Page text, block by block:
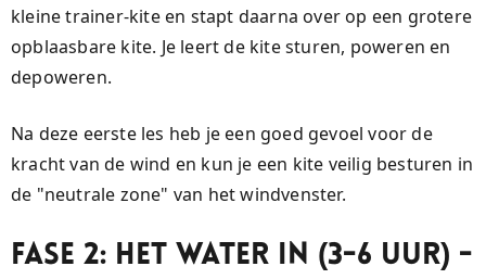
kleine trainer-kite en stapt daarna over op een grotere
opblaasbare kite. Je leert de kite sturen, poweren en
depoweren.
Na deze eerste les heb je een goed gevoel voor de
kracht van de wind en kun je een kite veilig besturen in
de "neutrale zone" van het windvenster.
Fase 2: Het Water in (3-6 uur) -